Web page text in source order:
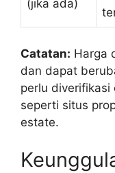
(jika ada)
Catatan: Harga
dan dapat
perlu diverifikasi
seperti situs
estate.